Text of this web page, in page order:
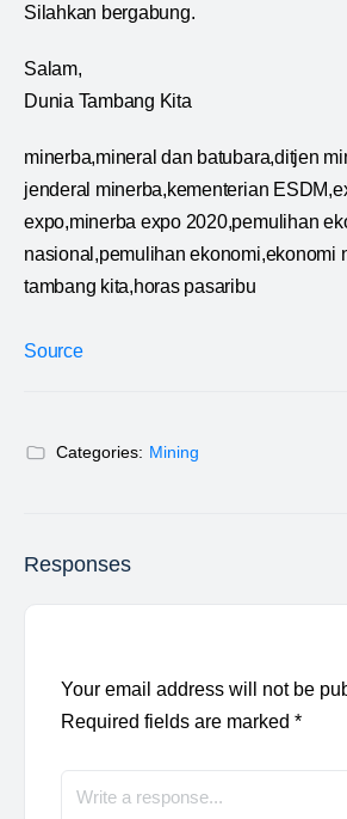
Silahkan bergabung.
Salam,
Dunia Tambang Kita
minerba,mineral dan batubara,ditjen
jenderal minerba,kementerian
expo,minerba expo 2020,pemulihan
nasional,pemulihan ekonomi,ekonomi
tambang kita,horas pasaribu
Source
Categories: Mining
Responses
Your email address will not be
Required fields are marked *